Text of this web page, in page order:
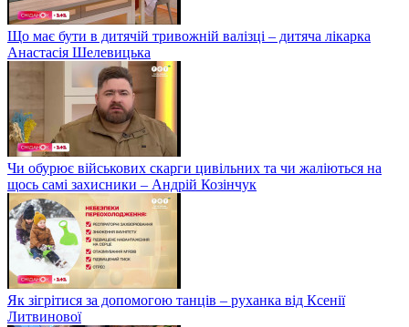
Що має бути в дитячій тривожній валізці – дитяча лікарка
Анастасія Шелевицька
Чи обурює військових скарги цивільних та чи жаліються на
щось самі захисники – Андрій Козінчук
Як зігрітися за допомогою танців – руханка від Ксенії
Литвинової